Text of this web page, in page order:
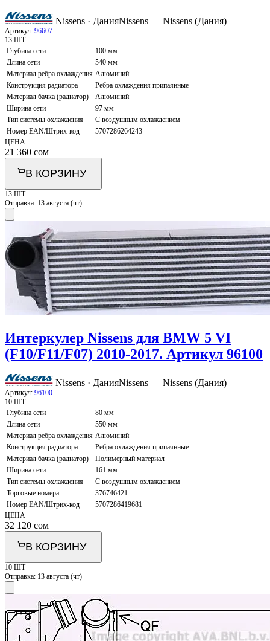
Nissens · ДанияNissens — Nissens (Дания)
Артикул: 96607
13 ШТ
Глубина сети
100 мм
Длина сети
540 мм
Материал ребра охлаждения Алюминий
Конструкция радиатора
Ребра охлаждения припаянные
Материал бачка (радиатор)
Алюминий
Ширина сети
97 мм
Тип системы охлаждения
С воздушным охлаждением
Номер EAN/Штрих-код
5707286264243
ЦЕНА
21 360 сом
В КОРЗИНУ
13 ШТ
Отправка: 13 августа (чт)
Интеркулер Nissens для BMW 5 VI
(F10/F11/F07) 2010-2017. Артикул 96100
Nissens · ДанияNissens — Nissens (Дания)
Артикул: 96100
10 ШТ
Глубина сети
80 мм
Длина сети
550 мм
Материал ребра охлаждения Алюминий
Конструкция радиатора
Ребра охлаждения припаянные
Материал бачка (радиатор)
Полимерный материал
Ширина сети
161 мм
Тип системы охлаждения
С воздушным охлаждением
Торговые номера
376746421
Номер EAN/Штрих-код
5707286419681
ЦЕНА
32 120 сом
В КОРЗИНУ
10 ШТ
Отправка: 13 августа (чт)